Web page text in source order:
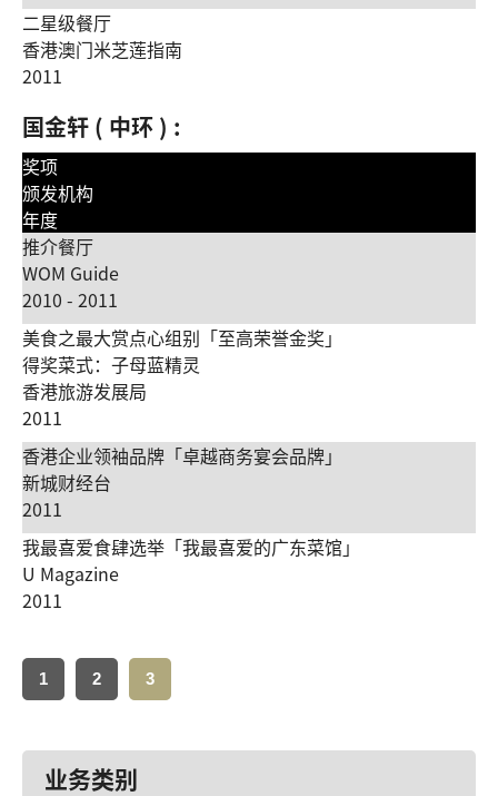
二星级餐厅
香港澳门米芝莲指南
2011
国金轩 ( 中环 ) :
奖项
颁发机构
年度
推介餐厅
WOM Guide
2010 - 2011
美食之最大赏点心组别「至高荣誉金奖」
得奖菜式：子母蓝精灵
香港旅游发展局
2011
香港企业领袖品牌「卓越商务宴会品牌」
新城财经台
2011
我最喜爱食肆选举「我最喜爱的广东菜馆」
U Magazine
2011
1 2 3
业务类别